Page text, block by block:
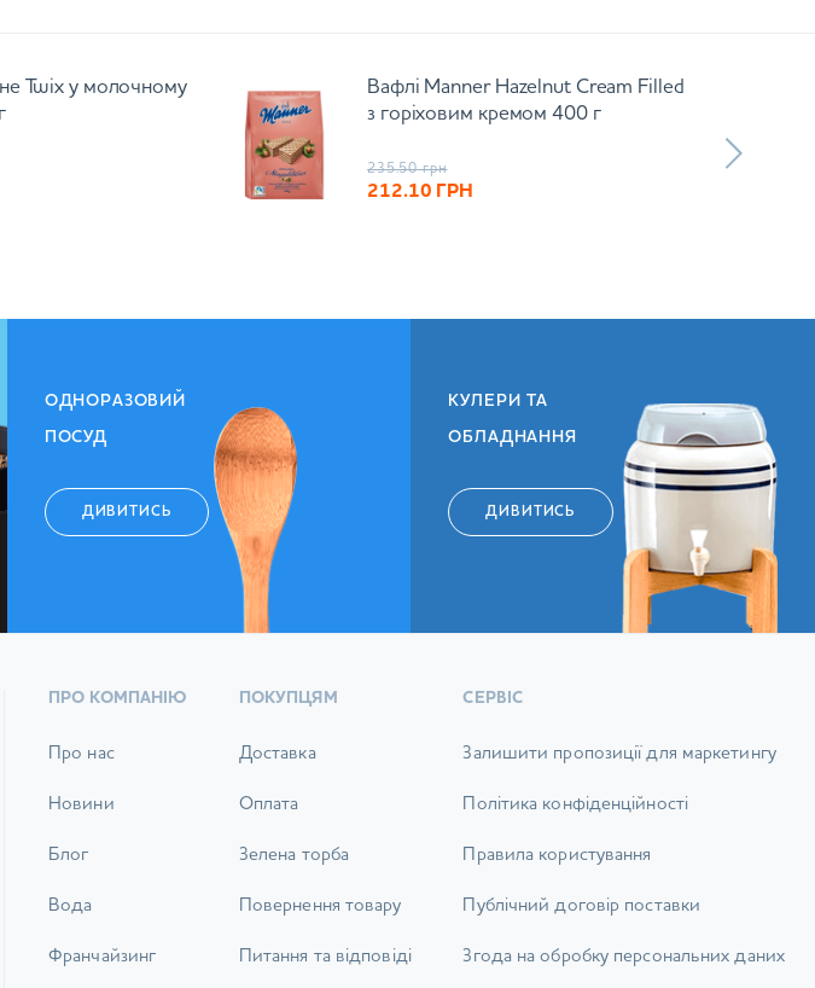
Twix у молочному
Вафлі Manner Hazelnut Cream Filled
з горіховим кремом 400 г
235.50 грн
212.10 ГРН
ОДНОРАЗОВИЙ
ПОСУД
ДИВИТИСЬ
КУЛЕРИ ТА
ОБЛАДНАННЯ
ДИВИТИСЬ
ПРО КОМПАНІЮ
Про нас
Новини
Блог
Вода
Франчайзинг
ПОКУПЦЯМ
Доставка
Оплата
Зелена торба
Повернення товару
Питання та відповіді
СЕРВІС
Залишити пропозиції для маркетингу
Політика конфіденційності
Правила користування
Публічний договір поставки
Згода на обробку персональних даних